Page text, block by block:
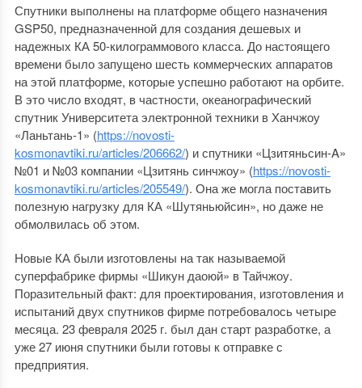
Спутники выполнены на платформе общего назначения
GSP50, предназначенной для создания дешевых и
надежных КА 50-килограммового класса. До настоящего
времени было запущено шесть коммерческих аппаратов
на этой платформе, которые успешно работают на орбите.
В это число входят, в частности, океанографический
спутник Университета электронной техники в Ханчжоу
«Ланьтань-1» (https://novosti-
kosmonavtiki.ru/articles/206662/) и спутники «Цзитяньсин-A»
№01 и №03 компании «Цзитянь синчжоу» (https://novosti-
kosmonavtiki.ru/articles/205549/). Она же могла поставить
полезную нагрузку для КА «Шутяньюйсин», но даже не
обмолвилась об этом.
Новые КА были изготовлены на так называемой
суперфабрике фирмы «Шикун даоюй» в Тайчжоу.
Поразительный факт: для проектирования, изготовления и
испытаний двух спутников фирме потребовалось четыре
месяца. 23 февраля 2025 г. был дан старт разработке, а
уже 27 июня спутники были готовы к отправке с
предприятия.